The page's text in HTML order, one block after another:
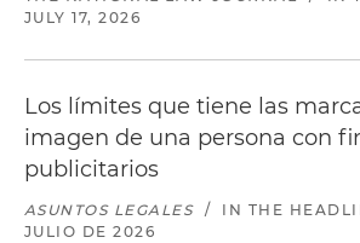
JULY 17, 2026
Los límites que tiene las
imagen de una persona con
publicitarios
ASUNTOS LEGALES / IN THE
JULIO DE 2026